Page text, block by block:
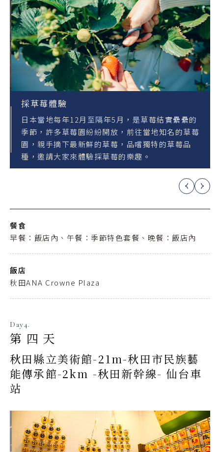
採草莓體驗
日本當地每年12月至隔年5月，是草莓結實纍纍的
季節，許多草莓園紛紛開放，前往當地知名的草莓
園，親手摘下最新鮮的草莓，品嚐獨特的草莓品
種，邀請大家來體驗採草莓的樂趣。
餐食
早餐：飯店內、午餐：季節特色套餐、晚餐：飯店內
飯店
秋田ANA Crowne Plaza
Day4.
第四天
秋田縣立美術館-21m-秋田市民族藝
能傳承館-2km -秋田新幹線- 仙台車
站